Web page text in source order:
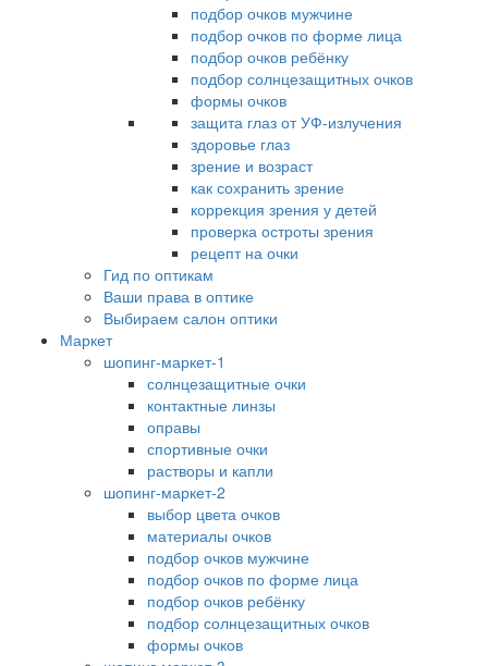
подбор очков мужчине
подбор очков по форме лица
подбор очков ребёнку
подбор солнцезащитных очков
формы очков
защита глаз от УФ-излучения
здоровье глаз
зрение и возраст
как сохранить зрение
коррекция зрения у детей
проверка остроты зрения
рецепт на очки
Гид по оптикам
Ваши права в оптике
Выбираем салон оптики
Маркет
шопинг-маркет-1
солнцезащитные очки
контактные линзы
оправы
спортивные очки
растворы и капли
шопинг-маркет-2
выбор цвета очков
материалы очков
подбор очков мужчине
подбор очков по форме лица
подбор очков ребёнку
подбор солнцезащитных очков
формы очков